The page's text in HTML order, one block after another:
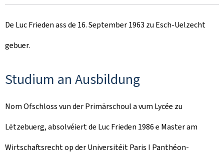
De Luc Frieden ass de 16. September 1963 zu Esch-Uelzecht
gebuer.
Studium an Ausbildung
Nom Ofschloss vun der Primärschoul a vum Lycée zu
Lëtzebuerg, absolvéiert de Luc Frieden 1986 e Master am
Wirtschaftsrecht op der Universitéit Paris I Panthéon-